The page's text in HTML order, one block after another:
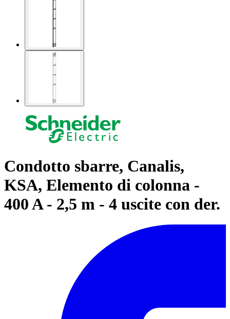
Condotto sbarre, Canalis,
KSA, Elemento di colonna -
400 A - 2,5 m - 4 uscite con der.